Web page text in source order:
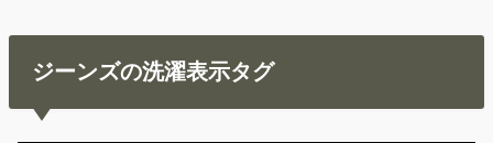
ジーンズの洗濯表示タグ